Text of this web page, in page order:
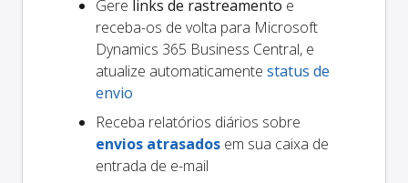
Gere links de rastreamento e
receba-os de volta para Microsoft
Dynamics 365 Business Central, e
atualize automaticamente status de
envio
Receba relatórios diários sobre
envios atrasados em sua caixa de
entrada de e-mail